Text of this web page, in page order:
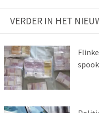
VERDER IN HET